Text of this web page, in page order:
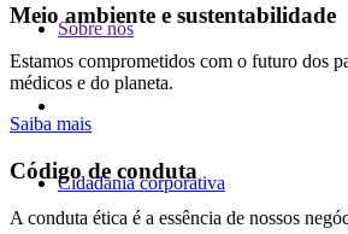
Sobre nós
Cidadania corporativa
Meio ambiente e sustentabilidade
Estamos comprometidos com o futuro dos
médicos e do planeta.
Saiba mais
Código de conduta
A conduta ética é a essência de nossos